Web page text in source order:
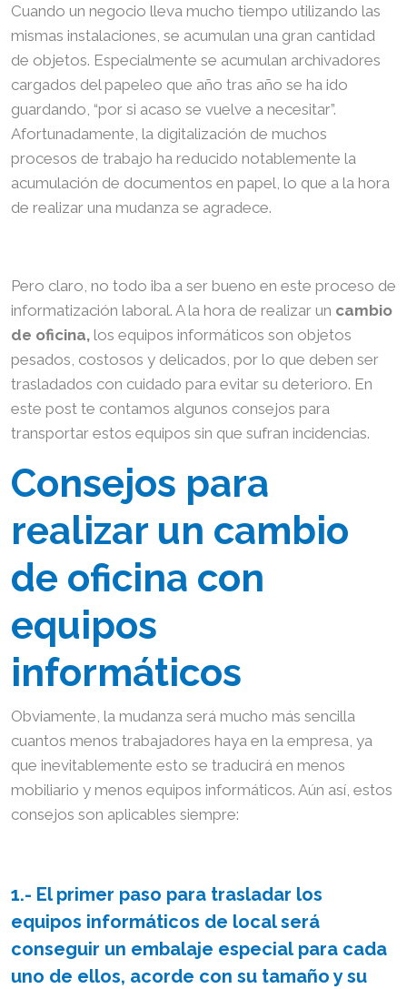
Cuando un negocio lleva mucho tiempo utilizando las
mismas instalaciones, se acumulan una gran cantidad
de objetos. Especialmente se acumulan archivadores
cargados del papeleo que año tras año se ha ido
guardando, “por si acaso se vuelve a necesitar”.
Afortunadamente, la digitalización de muchos
procesos de trabajo ha reducido notablemente la
acumulación de documentos en papel, lo que a la hora
de realizar una mudanza se agradece.
Pero claro, no todo iba a ser bueno en este proceso de
informatización laboral. A la hora de realizar un cambio
de oficina, los equipos informáticos son objetos
pesados, costosos y delicados, por lo que deben ser
trasladados con cuidado para evitar su deterioro. En
este post te contamos algunos consejos para
transportar estos equipos sin que sufran incidencias.
Consejos para
realizar un cambio
de oficina con
equipos
informáticos
Obviamente, la mudanza será mucho más sencilla
cuantos menos trabajadores haya en la empresa, ya
que inevitablemente esto se traducirá en menos
mobiliario y menos equipos informáticos. Aún así, estos
consejos son aplicables siempre:
1.- El primer paso para trasladar los
equipos informáticos de local será
conseguir un embalaje especialpara cada
uno de ellos, acorde con su tamaño y su